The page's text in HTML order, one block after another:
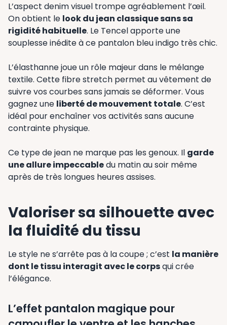
L’aspect denim visuel trompe agréablement l’œil.
On obtient le look du jean classique sans sa
rigidité habituelle. Le Tencel apporte une
souplesse inédite à ce pantalon bleu indigo très chic.
L’élasthanne joue un rôle majeur dans le mélange
textile. Cette fibre stretch permet au vêtement de
suivre vos courbes sans jamais se déformer. Vous
gagnez une liberté de mouvement totale. C’est
idéal pour enchaîner vos activités sans aucune
contrainte physique.
Ce type de jean ne marque pas les genoux. Il garde
une allure impeccabledu matin au soir même
après de très longues heures assises.
Valoriser sa silhouette avec
la fluidité du tissu
Le style ne s’arrête pas à la coupe ; c’est la manière
dont le tissu interagit avec le corpsqui crée
l’élégance.
L’effet pantalon magique pour